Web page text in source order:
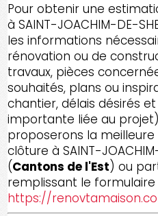
Pour obtenir une
à SAINT-JOACHIM-DE-
les informations
rénovation ou de
travaux, pièces
souhaités, plans ou
chantier, délais désirés
importante liée au
proposerons la
clôture à SAINT-
(Cantons de l'Est) ou
remplissant le formulaire
https://